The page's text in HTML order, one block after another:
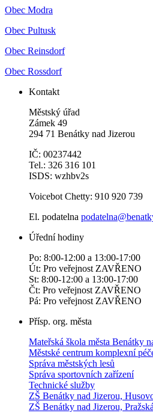
Obec Modra
Obec Pultusk
Obec Reinsdorf
Obec Rossdorf
Kontakt
Městský úřad
Zámek 49
294 71 Benátky nad Jizerou
IČ: 00237442
Tel.: 326 316 101
ISDS: wzhbv2s
Voicebot Chetty: 910 920 739
El. podatelna
Úřední hodiny
Po: 8:00-12:00 a 13:00-17:00
Út: Pro veřejnost ZAVŘENO
St: 8:00-12:00 a 13:00-17:00
Čt: Pro veřejnost ZAVŘENO
Pá: Pro veřejnost ZAVŘENO
Přísp. org. města
Mateřská škola města Benátky
Městské centrum komplexní
Správa městských lesů
Správa sportovních zařízení
Technické služby
ZŠ Benátky nad Jizerou,
ZŠ Benátky nad Jizerou, Pražská